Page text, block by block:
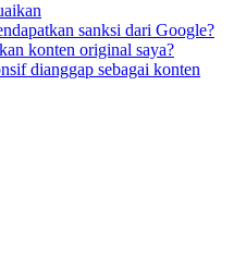
sanksi dari Google?
konten original saya?
dianggap sebagai konten